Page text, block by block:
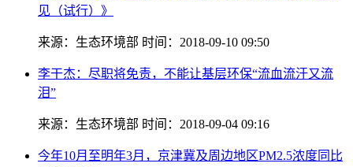
见（试行）》
来源：生态环境部 时间：2018-09-10 09:50
李干杰：尽职将免责，不能让基层环保“流血流汗又流
泪”
来源：生态环境部 时间：2018-09-04 09:16
今年10月至明年3月，京津冀及周边地区PM2.5浓度同比